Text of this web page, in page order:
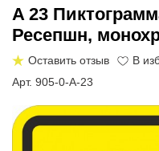
A 23
Ресепшн,
Оставить отзыв
Арт. 905-0-A-23